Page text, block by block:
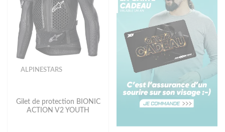
ALPINESTARS
Gilet de protection BIONIC
ACTION V2 YOUTH